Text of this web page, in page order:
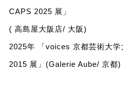
CAPS 2025 展」
( 高島屋大阪店/ 大阪)
2025年 「voices 京都芸術大
2015 展」(Galerie Aube/ 京都)